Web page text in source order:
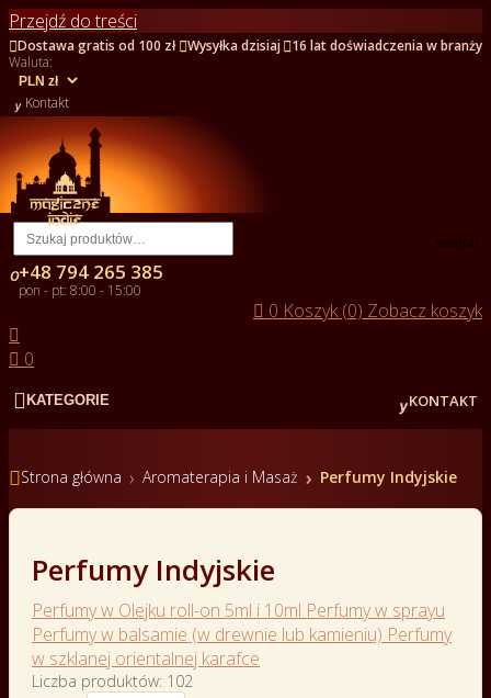
Przejdź do treści
Dostawa gratis od 100 zł Wysyłka dzisiaj 16 lat doświadczenia w branży
Waluta:
 Kontakt
search
+48 794 265 385
pon - pt: 8:00 - 15:00
 0 Koszyk (0) Zobacz koszyk

 0
 KATEGORIE KONTAKT
Strona główna Aromaterapia i Masaż Perfumy Indyjskie
Perfumy Indyjskie
Perfumy w Olejku roll-on 5ml i 10ml Perfumy w sprayu
Perfumy w balsamie (w drewnie lub kamieniu) Perfumy
w szklanej orientalnej karafce
Liczba produktów: 102